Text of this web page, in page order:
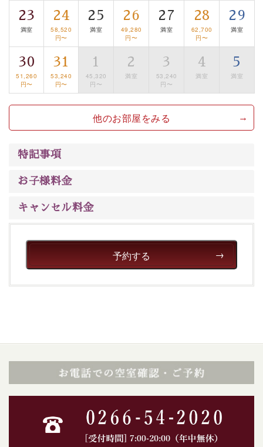
■貸切温泉風呂 （40分2000円）
眺望はございませんが、源泉掛け流しの温泉の質を楽し
む貸切温泉風呂です。ゆったりといやされるプライベー
トな空間をお愉しみください。
【旅】
■諏訪大社4社を巡る無料参拝バス
豊富な知識を持ったドライバー兼ガイドが諏訪大社をご
は【3日前まで】にお電話ください。
※年末年始及び御柱祭前後は運行しておりません
以上が15周年記念プランの内容です。
神秘なる諏訪湖に心癒される時間をお過ごしいただけま
したら幸いです。
23
満室
24
58,520
円〜
25
満室
26
49,280
円〜
27
満室
28
62,700
円〜
29
満室
30
51,260
円〜
31
53,240
円〜
1
45,320
円〜
2
満室
3
53,240
円〜
4
満室
5
満室
他のお部屋をみる
特記事項
お子様料金
キャンセル料金
予約する